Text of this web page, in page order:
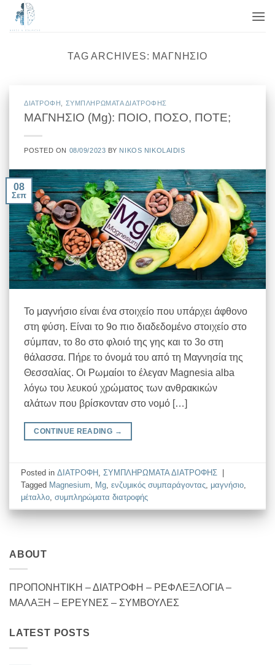
Μετάβαση
TAG ARCHIVES: ΜΑΓΝΉΣΙΟ
ΔΙΑΤΡΟΦΗ ΣΥΜΠΛΗΡΩΜΑΤΑ ΔΙΑΤΡΟΦΗΣ
ΜΑΓΝΗΣΙΟ (Μg): ΠΟΙΟ, ΠΟΣΟ, ΠΟΤΕ;
POSTED ON 08/09/2023 BY NIKOS NIKOLAIDIS
08
Σεπ
Το μαγνήσιο είναι ένα στοιχείο που υπάρχει άφθονο
στη φύση. Είναι το 9ο πιο διαδεδομένο στοιχείο στο
σύμπαν, το 8ο στο φλοιό της γης και το 3ο στη
θάλασσα. Πήρε το όνομά του από τη Μαγνησία της
Θεσσαλίας. Οι Ρωμαίοι το έλεγαν Magnesia alba
λόγω του λευκού χρώματος των ανθρακικών
αλάτων που βρίσκονταν στο νομό […]
CONTINUE READING →
Posted inΔΙΑΤΡΟΦΗ ,ΣΥΜΠΛΗΡΩΜΑΤΑ ΔΙΑΤΡΟΦΗΣ
Tagged Magnesium, Mg,ενζυμικός συμπαράγοντας, μαγνήσιο,
μέταλλο,συμπληρώματα διατροφής
ABOUT
ΠΡΟΠΟΝΗΤΙΚΗ – ΔΙΑΤΡΟΦΗ – ΡΕΦΛΕΞΛΟΓΙΑ –
ΜΑΛΑΞΗ – ΕΡΕΥΝΕΣ – ΣΥΜΒΟΥΛΕΣ
LATEST POSTS